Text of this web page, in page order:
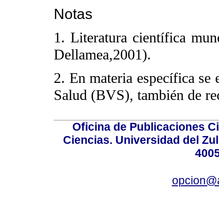
Notas
1. Literatura científica
Dellamea,2001).
2. En materia específica
Salud (BVS), también de
Oficina de Publicaciones
Ciencias. Universidad del